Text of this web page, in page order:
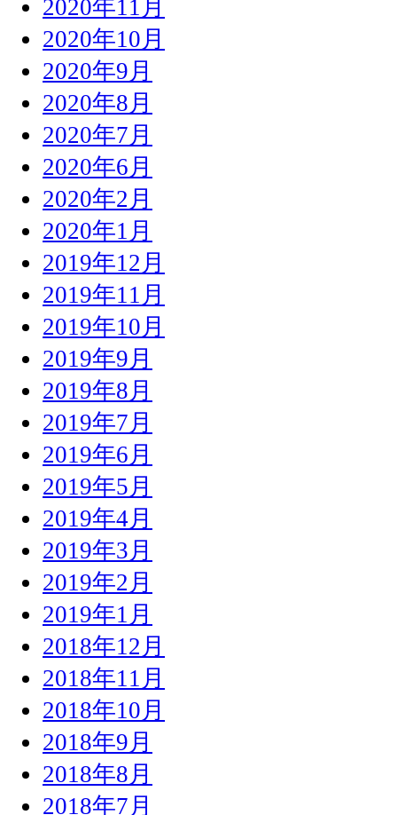
2020年11月
2020年10月
2020年9月
2020年8月
2020年7月
2020年6月
2020年2月
2020年1月
2019年12月
2019年11月
2019年10月
2019年9月
2019年8月
2019年7月
2019年6月
2019年5月
2019年4月
2019年3月
2019年2月
2019年1月
2018年12月
2018年11月
2018年10月
2018年9月
2018年8月
2018年7月